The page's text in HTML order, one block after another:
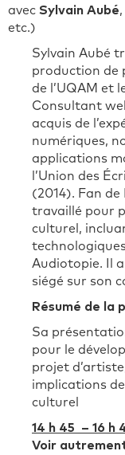
avec Sylvain Aubé
etc.)
Sylvain Aubé
production de
de l’UQAM et
Consultant
acquis de
numériques,
applications
l’Union des
(2014). Fan
travaillé pour
culturel,
Audiotopie. Il
siégé sur son
Résumé de la
Sa
pour le
projet
implications
culturel
14 h 45 – 16 h
Voir